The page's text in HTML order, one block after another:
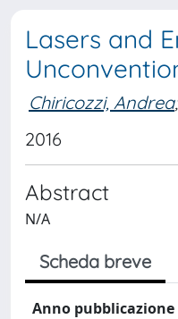
Lasers and
Chiricozzi, Andrea;
2016
Abstract
N/A
Scheda breve
Anno pubblicazione